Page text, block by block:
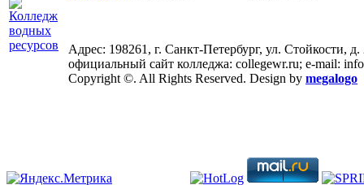
Адрес: 198261, г. Санкт-Петербург, ул. Стойкости,
официальный сайт колледжа: collegewr.ru; e-mail:
Copyright ©. All Rights Reserved. Design by megalogo